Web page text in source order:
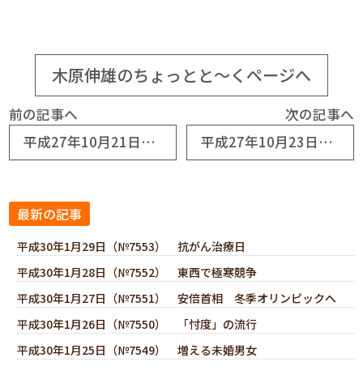
木原伸雄のちょっとと～くページへ
前の記事へ
平成27年10月21日（№6880） 痩身に鞭打つ
次の記事へ
平成27年10月23日（№6882） 自分の汗を流して
最新の記事
平成30年1月29日（№7553） 抗がん治療日
平成30年1月28日（№7552） 東西で極寒競争
平成30年1月27日（№7551） 安倍首相 冬季オリンピックへ
平成30年1月26日（№7550） 「忖度」の流行
平成30年1月25日（№7549） 増える未婚男女